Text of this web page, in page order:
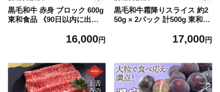
黒毛和牛 赤身 ブロック 600g
東和食品 《90日以内に出荷
結城市 お肉 肉 牛肉 和牛 牛
テーキ お取り寄せ グルメ
【配送不可地域あり】
16,000円
黒毛和牛霜降りスライス 約2
50g × 2パック 計500g 東和食
日祝除く)》茨城県 結城市 黒
しゃぶ【配送不可地域あり】
（離島）
17,000円